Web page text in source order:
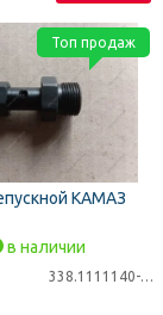
КАМАЗ
в наличии
338.1111140-20
Топ продаж